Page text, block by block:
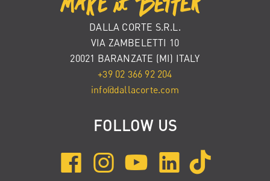
DALLA CORTE S.R.L.
VIA ZAMBELETTI 10
20021 BARANZATE (MI) ITALY
+39 02 366 92 204
info@dallacorte.com
FOLLOW US